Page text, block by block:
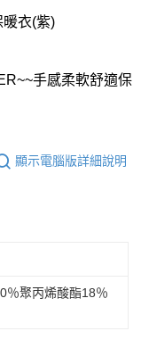
衣(紫)
手感柔軟舒適保
顯示電腦版詳細說明
％聚丙烯酸酯18％